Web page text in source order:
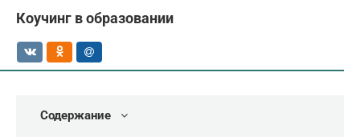
Коучинг в образовании
Содержание